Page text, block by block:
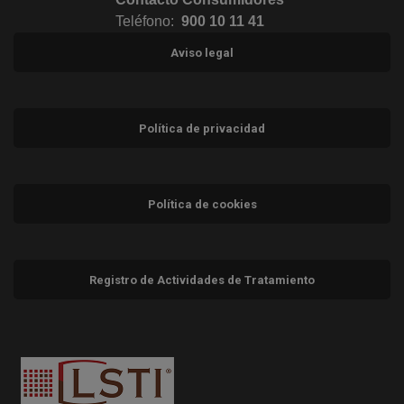
Teléfono: 900 10 11 41
Aviso legal
Política de privacidad
Política de cookies
Registro de Actividades de Tratamiento